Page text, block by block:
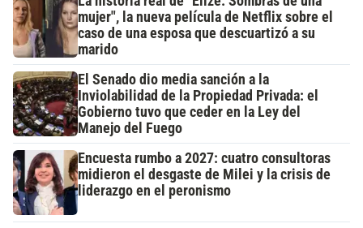
mujer", la nueva película de Netflix sobre el
caso de una esposa que descuartizó a su
marido
El Senado dio media sanción a la
Inviolabilidad de la Propiedad Privada: el
Gobierno tuvo que ceder en la Ley del
Manejo del Fuego
Encuesta rumbo a 2027: cuatro consultoras
midieron el desgaste de Milei y la crisis de
liderazgo en el peronismo